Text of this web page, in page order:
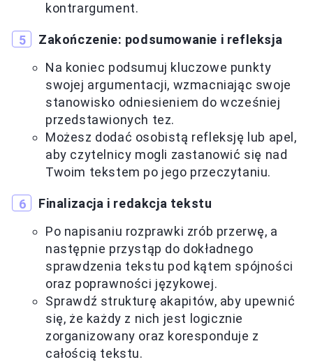
kontrargument.
Zakończenie: podsumowanie i refleksja
Na koniec podsumuj kluczowe punkty
swojej argumentacji, wzmacniając swoje
stanowisko odniesieniem do wcześniej
przedstawionych tez.
Możesz dodać osobistą refleksję lub apel,
aby czytelnicy mogli zastanowić się nad
Twoim tekstem po jego przeczytaniu.
Finalizacja i redakcja tekstu
Po napisaniu rozprawki zrób przerwę, a
następnie przystąp do dokładnego
sprawdzenia tekstu pod kątem spójności
oraz poprawności językowej.
Sprawdź strukturę akapitów, aby upewnić
się, że każdy z nich jest logicznie
zorganizowany oraz koresponduje z
całością tekstu.